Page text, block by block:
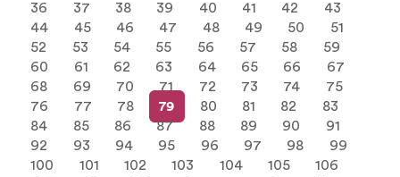
36
37 38 39 40 41 42
43
44
45 46 47 48 49 50
51
52
53 54 55 56 57 58
59
60
61 62 63 64 65 66
67
68
69 70 71 72 73 74
75
76
77 78 79 80 81 82
83
84
85 86 87 88 89 90
91
92
93 94 95 96 97 98
99
100
101 102 103 104 105
106